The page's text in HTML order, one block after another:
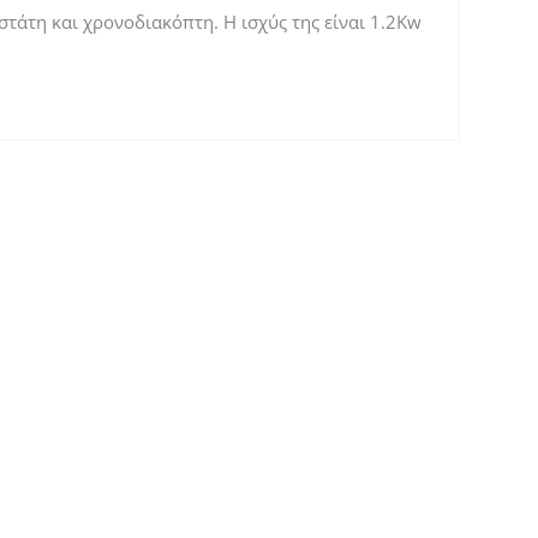
και χρονοδιακόπτη. Η ισχύς της είναι 1.2Kw